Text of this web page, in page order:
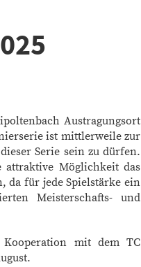
Austragungsort
ist mittlerweile zur
Serie sein zu dürfen.
Möglichkeit das
da für jede Spielstärke ein
Meisterschafts- und
mit dem TC